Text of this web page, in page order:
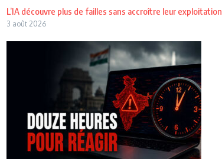
L’IA découvre plus de failles sans accroître leur exploitation
3 août 2026